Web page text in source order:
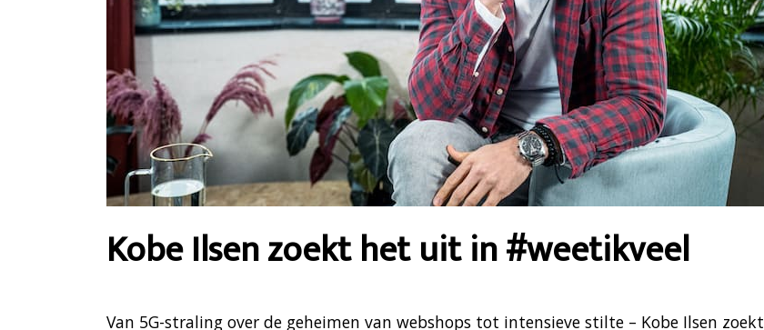
Kobe Ilsen zoekt het uit in #weetikveel
Van 5G-straling over de geheimen van webshops tot intensieve stilte – Kobe Ilsen zoekt